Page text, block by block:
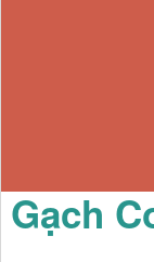
Gạch